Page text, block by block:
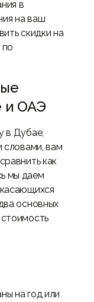
в
на ваш
скидки на
по
и ОАЭ
в Дубае,
словами, вам
как
мы даем
основных
на год или